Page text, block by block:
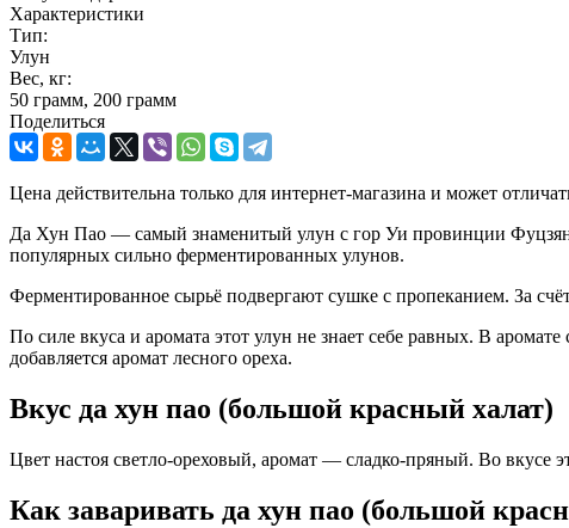
Характеристики
Тип:
Улун
Вес, кг:
50 грамм, 200 грамм
Поделиться
Цена действительна только для интернет-магазина и может
Да Хун Пао — самый знаменитый улун с гор Уи провинции
популярных сильно ферментированных улунов.
Ферментированное сырьё подвергают сушке с пропеканием. За
По силе вкуса и аромата этот улун не знает себе равных. В
добавляется аромат лесного ореха.
Вкус да хун пао (большой красный халат)
Цвет настоя светло-ореховый, аромат — сладко-пряный. Во вкусе
Как заваривать да хун пао (большой